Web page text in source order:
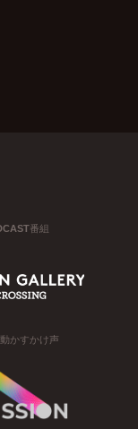
番組
かすかけ声